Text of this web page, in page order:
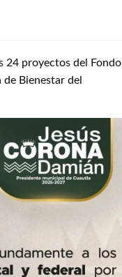
24 proyectos del Fondo
Bienestar del